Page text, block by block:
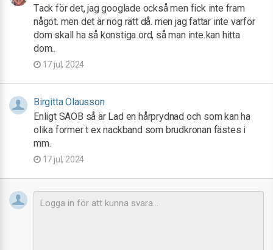
Tack för det, jag googlade också men fick inte fram
något. men det är nog rätt då. men jag fattar inte varför
dom skall ha så konstiga ord, så man inte kan hitta
dom..
17 jul, 2024
Birgitta Olausson
Enligt SAOB så är Lad en hårprydnad och som kan ha
olika former t ex nackband som brudkronan fästes i
mm.
17 jul, 2024